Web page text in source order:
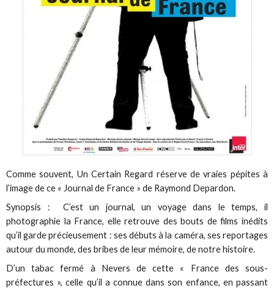
Comme souvent, Un Certain Regard réserve de vraies pépites à
l’image de ce « Journal de France » de Raymond Depardon.
Synopsis : C’est un journal, un voyage dans le temps, il
photographie la France, elle retrouve des bouts de films inédits
qu’il garde précieusement : ses débuts à la caméra, ses reportages
autour du monde, des bribes de leur mémoire, de notre histoire.
D’un tabac fermé à Nevers de cette « France des sous-
préfectures », celle qu’il a connue dans son enfance, en passant